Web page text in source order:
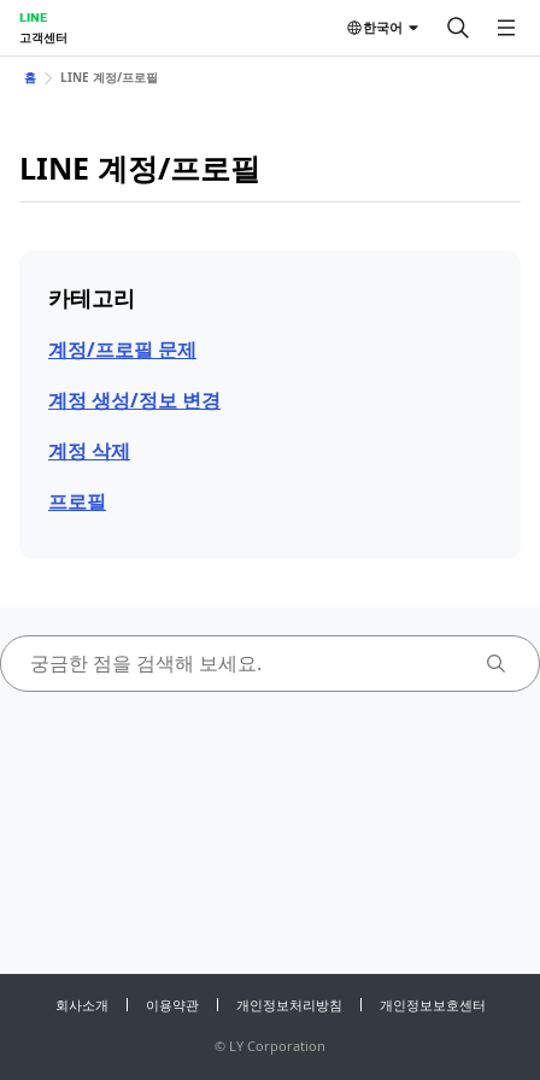
LINE
고객센터
한국어
홈 LINE 계정/프로필
LINE 계정/프로필
카테고리
계정/프로필 문제
계정 생성/정보 변경
계정 삭제
프로필
회사소개 이용약관 개인정보처리방침 개인정보보호센터
© LY Corporation